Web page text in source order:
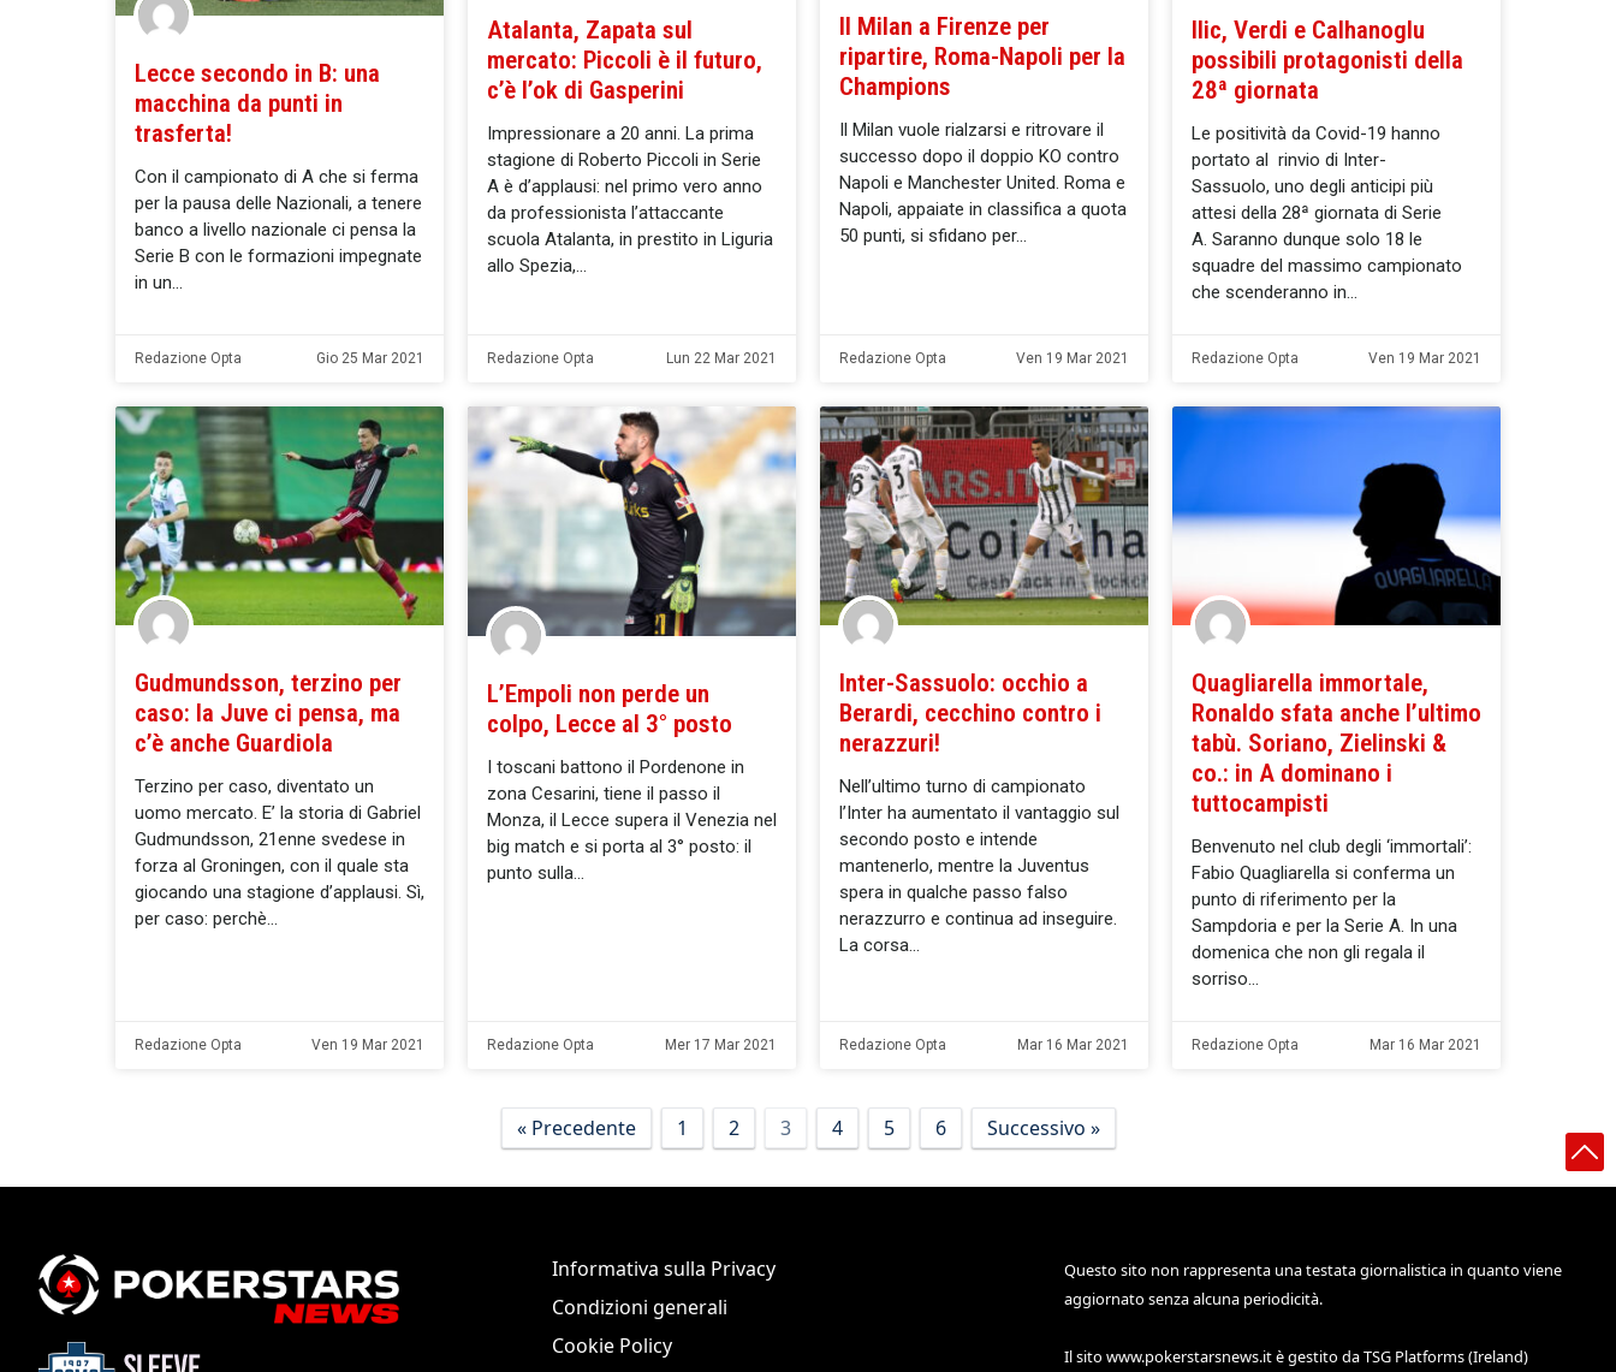
Lecce secondo in B: una
macchina da punti in
trasferta!
Con il campionato di A che si ferma
per la pausa delle Nazionali, a tenere
banco a livello nazionale ci pensa la
Serie B con le formazioni impegnate
in un
Redazione Opta Gio 25 Mar 2021
Atalanta, Zapata sul
mercato: Piccoli è il futuro,
c’è l’ok di Gasperini
Impressionare a 20 anni. La prima
stagione di Roberto Piccoli in Serie
A è d’applausi: nel primo vero anno
da professionista l’attaccante
scuola Atalanta, in prestito in Liguria
allo Spezia,
Redazione Opta Lun 22 Mar 2021
Il Milan a Firenze per
ripartire, Roma-Napoli per la
Champions
Il Milan vuole rialzarsi e ritrovare il
successo dopo il doppio KO contro
Napoli e Manchester United. Roma e
Napoli, appaiate in classifica a quota
50 punti, si sfidano per
Redazione Opta Ven 19 Mar 2021
Ilic, Verdi e Calhanoglu
possibili protagonisti della
28ª giornata
Le positività da Covid-19 hanno
portato al rinvio di Inter-
Sassuolo, uno degli anticipi più
attesi della 28ª giornata di Serie
A. Saranno dunque solo 18 le
squadre del massimo campionato
che scenderanno in
Redazione Opta Ven 19 Mar 2021
Gudmundsson, terzino per
caso: la Juve ci pensa, ma
c’è anche Guardiola
Terzino per caso, diventato un
uomo mercato. E’ la storia di ​Gabriel
Gudmundsson, 21enne svedese in
forza al Groningen, con il quale sta
giocando una stagione d’applausi. Sì,
per caso: perchè
Redazione Opta Ven 19 Mar 2021
L’Empoli non perde un
colpo, Lecce al 3° posto
I toscani battono il Pordenone in
zona Cesarini, tiene il passo il
Monza, il Lecce supera il Venezia nel
big match e si porta al 3° posto: il
punto sulla
Redazione Opta Mer 17 Mar 2021
Inter-Sassuolo: occhio a
Berardi, cecchino contro i
nerazzuri!
Nell’ultimo turno di campionato
l’Inter ha aumentato il vantaggio sul
secondo posto e intende
mantenerlo, mentre la Juventus
spera in qualche passo falso
nerazzurro e continua ad inseguire.
La corsa
Redazione Opta Mar 16 Mar 2021
Quagliarella immortale,
Ronaldo sfata anche l’ultimo
tabù. Soriano, Zielinski &
co.: in A dominano i
tuttocampisti
Benvenuto nel club degli ‘immortali’:
Fabio Quagliarella si conferma un
punto di riferimento per la
Sampdoria e per la Serie A. In una
domenica che non gli regala il
sorriso
Redazione Opta Mar 16 Mar 2021
« Precedente 1 2 3 4 5 6 Successivo »
Informativa sulla Privacy
Condizioni generali
Cookie Policy
Questo sito non rappresenta una testata giornalistica in quanto viene
aggiornato senza alcuna periodicità.
Il sitowww.pokerstarsnews.itè gestito da TSG Platforms (Ireland)